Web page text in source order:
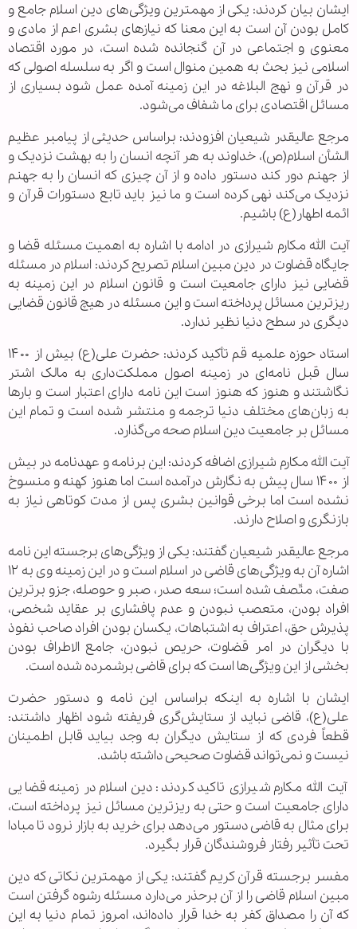
ایشان بیان کردند: یکی از مهمترین ویژگی‌های دین اسلام جامع و
کامل بودن آن است به این معنا که نیازهای بشری اعم از مادی و
معنوی و اجتماعی در آن گنجانده شده است، در مورد اقتصاد
اسلامی نیز بحث به همین منوال است و اگر به سلسله اصولی که
در قرآن و نهج البلاغه در این زمینه آمده عمل شود بسیاری از
مسائل اقتصادی برای ما شفاف می‌شود.
مرجع عالیقدر شیعیان افزودند: براساس حدیثی از پیامبر عظیم
الشأن اسلام(ص)، خداوند به هر آنچه انسان را به بهشت نزدیک و
از جهنم دور کند دستور داده و از آن چیزی که انسان را به جهنم
نزدیک می‌کند نهی کرده است و ما نیز باید تابع دستورات قرآن و
ائمه اطهار(ع) باشیم.
آیت الله مکارم شیرازی در ادامه با اشاره به اهمیت مسئله قضا و
جایگاه قضاوت در دین مبین اسلام تصریح کردند: اسلام در مسئله
قضایی نیز دارای جامعیت است و قانون اسلام در این زمینه به
ریزترین مسائل پرداخته است و این مسئله در هیچ قانون قضایی
دیگری در سطح دنیا نظیر ندارد.
استاد حوزه علمیه قم تأکید کردند: حضرت علی(ع) بیش از ۱۴۰۰
سال قبل نامه‌ای در زمینه اصول مملکت‌داری به مالک اشتر
نگاشتند و هنوز که هنوز است این نامه دارای اعتبار است و بارها
به زبان‌های مختلف دنیا ترجمه و منتشر شده است و تمام این
مسائل بر جامعیت دین اسلام صحه می‌گذارد.
آیت الله مکارم شیرازی اضافه کردند: این برنامه و عهدنامه در بیش
از ۱۴۰۰ سال پیش به نگارش درآمده است اما هنوز کهنه و منسوخ
نشده است اما برخی قوانین بشری پس از مدت کوتاهی نیاز به
بازنگری و اصلاح دارند.
مرجع عالیقدر شیعیان گفتند: یکی از ویژگی‌های برجسته این نامه
اشاره آن به ویژگی‌های قاضی در اسلام است و در این زمینه وی به ۱۲
صفت، متّصف شده است؛ سعه صدر، صبر و حوصله، جزو برترین
افراد بودن، متعصب نبودن و عدم پافشاری بر عقاید شخصی،
پذیرش حق، اعتراف به اشتباهات، یکسان بودن افراد صاحب نفوذ
با دیگران در امر قضاوت، حریص نبودن، جامع الاطراف بودن
بخشی از این ویژگی‌ها است که برای قاضی برشمرده شده است.
ایشان با اشاره به اینکه براساس این نامه و دستور حضرت
علی(ع)، قاضی نباید از ستایش‌گری فریفته شود اظهار داشتند:
قطعاً فردی که از ستایش دیگران به وجد بیاید قابل اطمینان
نیست و نمی‌تواند قضاوت صحیحی داشته باشد.
آیت الله مکارم شیرازی تاکید کردند: دین اسلام در زمینه قضایی
دارای جامعیت است و حتی به ریزترین مسائل نیز پرداخته است،
برای مثال به قاضی دستور می‌دهد برای خرید به بازار نرود تا مبادا
تحت تأثیر رفتار فروشندگان قرار بگیرد.
مفسر برجسته قرآن کریم گفتند: یکی از مهمترین نکاتی که دین
مبین اسلام قاضی را از آن برحذر می‌دارد مسئله رشوه گرفتن است
که آن را مصداق کفر به خدا قرار داده‌اند، امروز تمام دنیا به این